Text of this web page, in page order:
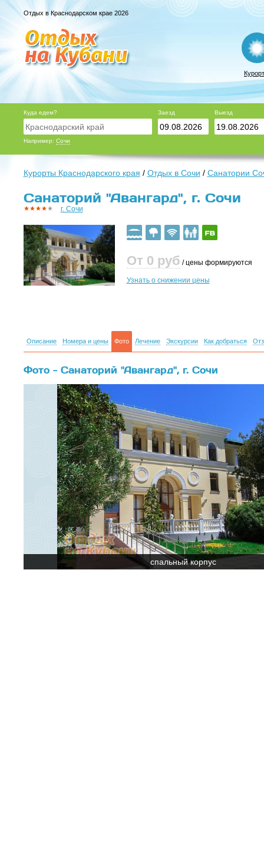
Отдых в Краснодарском крае 2026
Куда едем?
Например: Сочи
Заезд Выезд
Курорты Краснодарского края / Отдых в Сочи / Санатории
Санаторий "Авангард", г. Сочи
г. Сочи
От 0 руб / цены формируются
Узнать о снижении цены
Описание Номера и цены Фото Лечение Экскурсии Как добраться
Фото - Санаторий "Авангард", г. Сочи
спальный корпус